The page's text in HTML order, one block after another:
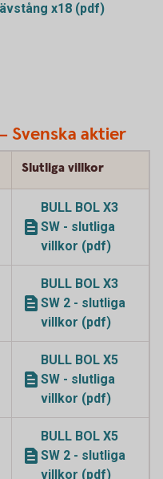
x18 (pdf)
Svenska aktier
Slutliga villkor
BULL BOL X3
SW - slutliga
villkor (pdf)
BULL BOL X3
SW 2 - slutliga
villkor (pdf)
BULL BOL X5
SW - slutliga
villkor (pdf)
BULL BOL X5
SW 2 - slutliga
villkor (pdf)